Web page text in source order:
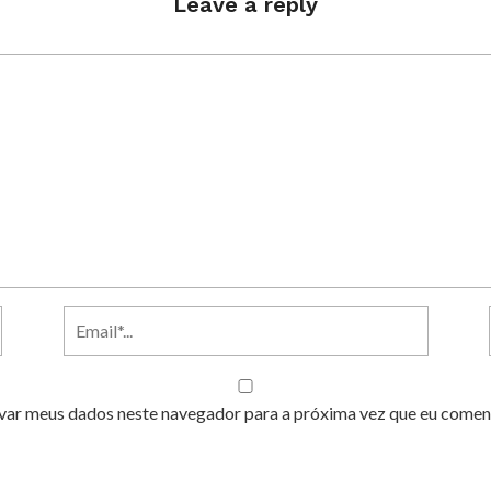
meus dados neste navegador para a próxima vez que eu